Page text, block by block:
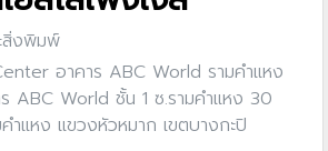
สิ่งพิมพ์
อาคาร ABC World รามคำแหง
ABC World ชั้น 1 ซ.รามคำแหง 30
ำแหง แขวงหัวหมาก เขตบางกะปิ